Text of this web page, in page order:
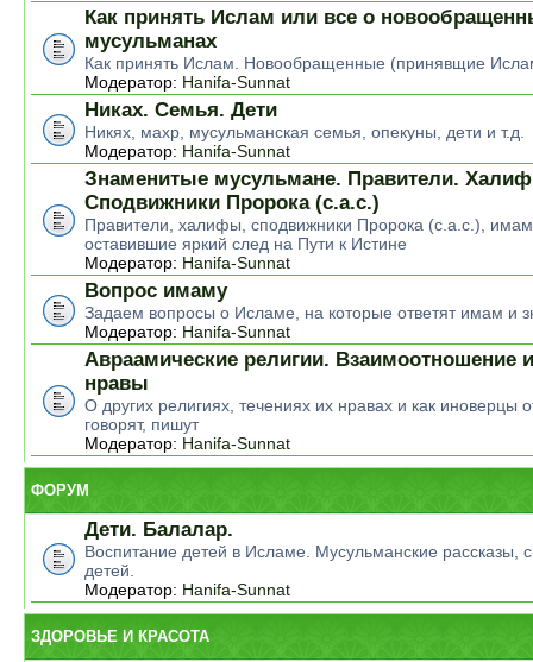
Как принять Ислам или все о
мусульманах
Как принять Ислам. Новообращенные (принявщие
Модератор: Hanifa-Sunnat
Никах. Семья. Дети
Никях, махр, мусульманская семья, опекуны, дети и т.д.
Модератор: Hanifa-Sunnat
Знаменитые мусульмане. Правители.
Сподвижники Пророка (с.а.с.)
Правители, халифы, сподвижники Пророка (с.а.с.),
оставившие яркий след на Пути к Истине
Модератор: Hanifa-Sunnat
Вопрос имаму
Задаем вопросы о Исламе, на которые ответят имам и
Модератор: Hanifa-Sunnat
Авраамические религии. Взаимоотношение
нравы
О других религиях, течениях их нравах и как иноверцы
говорят, пишут
Модератор: Hanifa-Sunnat
ФОРУМ
Дети. Балалар.
Воспитание детей в Исламе. Мусульманские рассказы,
детей.
Модератор: Hanifa-Sunnat
ЗДОРОВЬЕ И КРАСОТА